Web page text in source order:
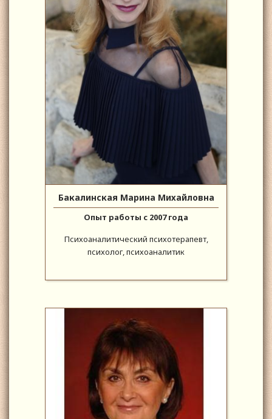
Бакалинская Марина Михайловна
Опыт работы с 2007 года
Психоаналитический психотерапевт,
психолог, психоаналитик